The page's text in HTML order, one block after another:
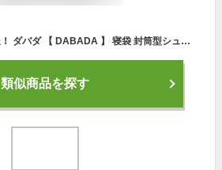
（送料無料） 土日も発送！ ダバダ 【 DABADA 】 寝袋 封筒型シュラフ 【 sleeping-bag-5 寝袋 寝具 車中泊 洗える 軽量 コンパクト キャンプ アウトドア 】【あす楽対応】【メール便不可】[自社倉庫]
類似商品を探す